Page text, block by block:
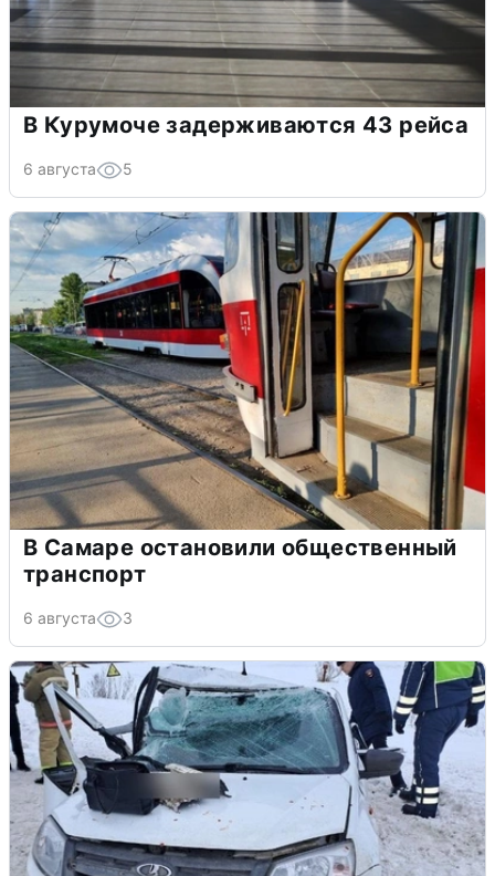
В Курумоче задерживаются 43 рейса
6 августа 5
В Самаре остановили общественный
транспорт
6 августа 3